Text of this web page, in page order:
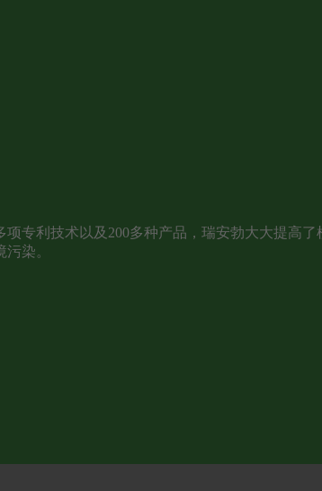
专利技术以及200多种产品，瑞安勃大大提高
染。